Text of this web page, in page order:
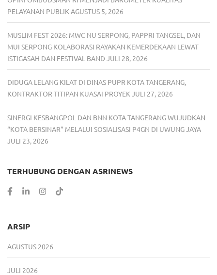
PELAYANAN PUBLIK AGUSTUS 5, 2026
MUSLIM FEST 2026: MWC NU SERPONG, PAPPRI TANGSEL, DAN
MUI SERPONG KOLABORASI RAYAKAN KEMERDEKAAN LEWAT
ISTIGASAH DAN FESTIVAL BAND JULI 28, 2026
DIDUGA LELANG KILAT DI DINAS PUPR KOTA TANGERANG,
KONTRAKTOR TITIPAN KUASAI PROYEK JULI 27, 2026
SINERGI KESBANGPOL DAN BNN KOTA TANGERANG WUJUDKAN
“KOTA BERSINAR” MELALUI SOSIALISASI P4GN DI UWUNG JAYA
JULI 23, 2026
TERHUBUNG DENGAN ASRINEWS
ARSIP
AGUSTUS 2026
JULI 2026